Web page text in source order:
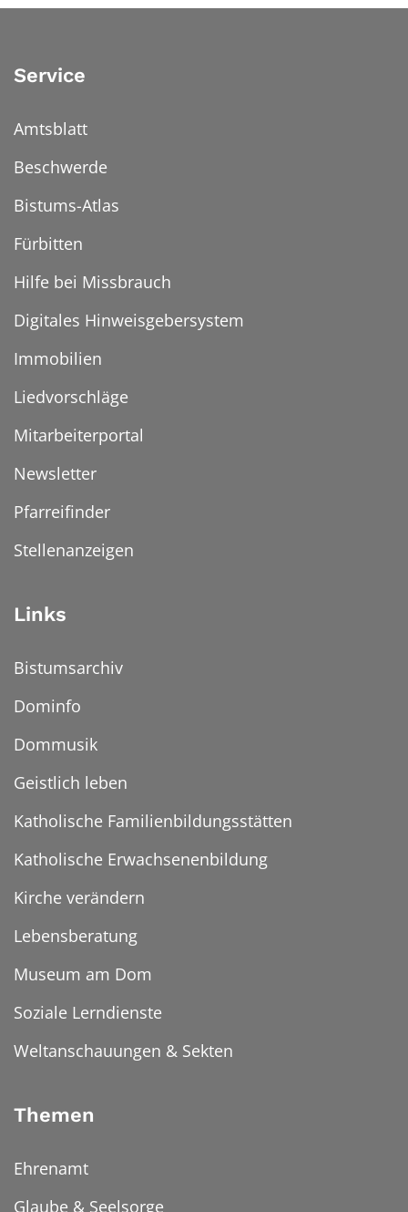
Service
Amtsblatt
Beschwerde
Bistums-Atlas
Fürbitten
Hilfe bei Missbrauch
Digitales Hinweisgebersystem
Immobilien
Liedvorschläge
Mitarbeiterportal
Newsletter
Pfarreifinder
Stellenanzeigen
Links
Bistumsarchiv
Dominfo
Dommusik
Geistlich leben
Katholische Familienbildungsstätten
Katholische Erwachsenenbildung
Kirche verändern
Lebensberatung
Museum am Dom
Soziale Lerndienste
Weltanschauungen & Sekten
Themen
Ehrenamt
Glaube & Seelsorge